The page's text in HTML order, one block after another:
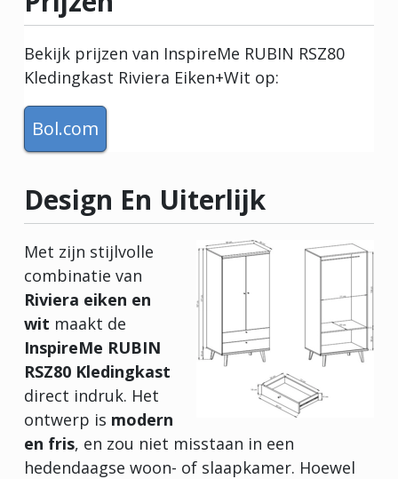
Bekijk prijzen van InspireMe RUBIN RSZ80
Kledingkast Riviera Eiken+Wit op:
Bol.com
Design En Uiterlijk
Met zijn stijlvolle
combinatie van
Riviera eiken en
wit maakt de
InspireMe RUBIN
RSZ80 Kledingkast
direct indruk. Het
ontwerp is modern
en fris, en zou niet misstaan in een
hedendaagse woon- of slaapkamer. Hoewel